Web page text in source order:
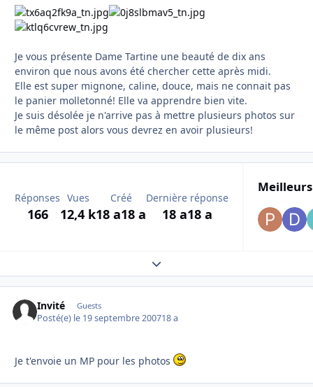
Je vous présente Dame Tartine une beauté de dix ans
environ que nous avons été chercher cette après midi.
Elle est super mignone, caline, douce, mais ne connait pas
le panier molletonné! Elle va apprendre bien vite.
Je suis désolée je n'arrive pas à mettre plusieurs photos sur
le même post alors vous devrez en avoir plusieurs!
Réponses
166
Vues
12,4 k
Créé
18 a18 a
Dernière réponse
18 a18 a
Expand topic overview
Invité Guests
Posté(e) le 19 septembre 200718 a
Je t'envoie un MP pour les photos